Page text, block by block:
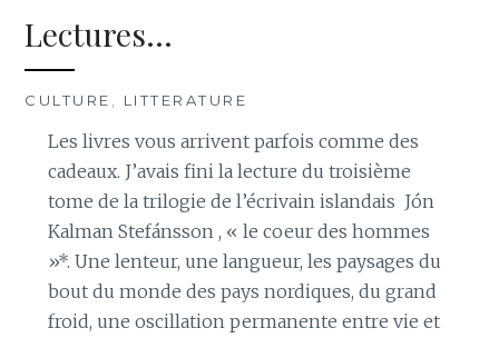
Lectures…
CULTURE LITTERATURE
Les livres vous arrivent parfois comme des
cadeaux. J’avais fini la lecture du troisième
tome de la trilogie de l’écrivain islandais Jón
Kalman Stefánsson , « le coeur des hommes
»*. Une lenteur, une langueur, les paysages du
bout du monde des pays nordiques, du grand
froid, une oscillation permanente entre vie et